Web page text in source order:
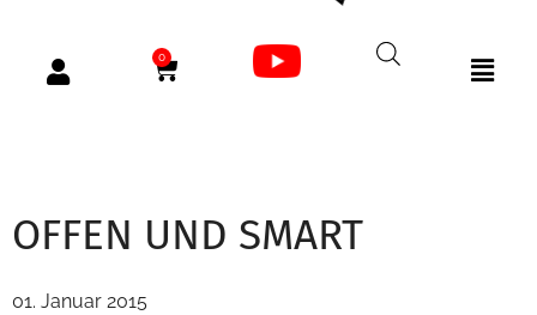
0
OFFEN UND SMART
01. Januar 2015